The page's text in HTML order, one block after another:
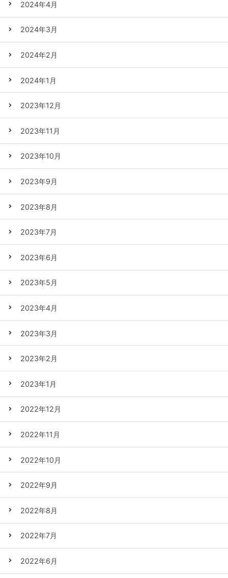
2024年4月
2024年3月
2024年2月
2024年1月
2023年12月
2023年11月
2023年10月
2023年9月
2023年8月
2023年7月
2023年6月
2023年5月
2023年4月
2023年3月
2023年2月
2023年1月
2022年12月
2022年11月
2022年10月
2022年9月
2022年8月
2022年7月
2022年6月